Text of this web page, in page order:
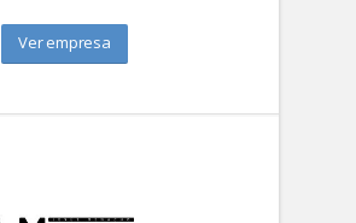
Ver empresa